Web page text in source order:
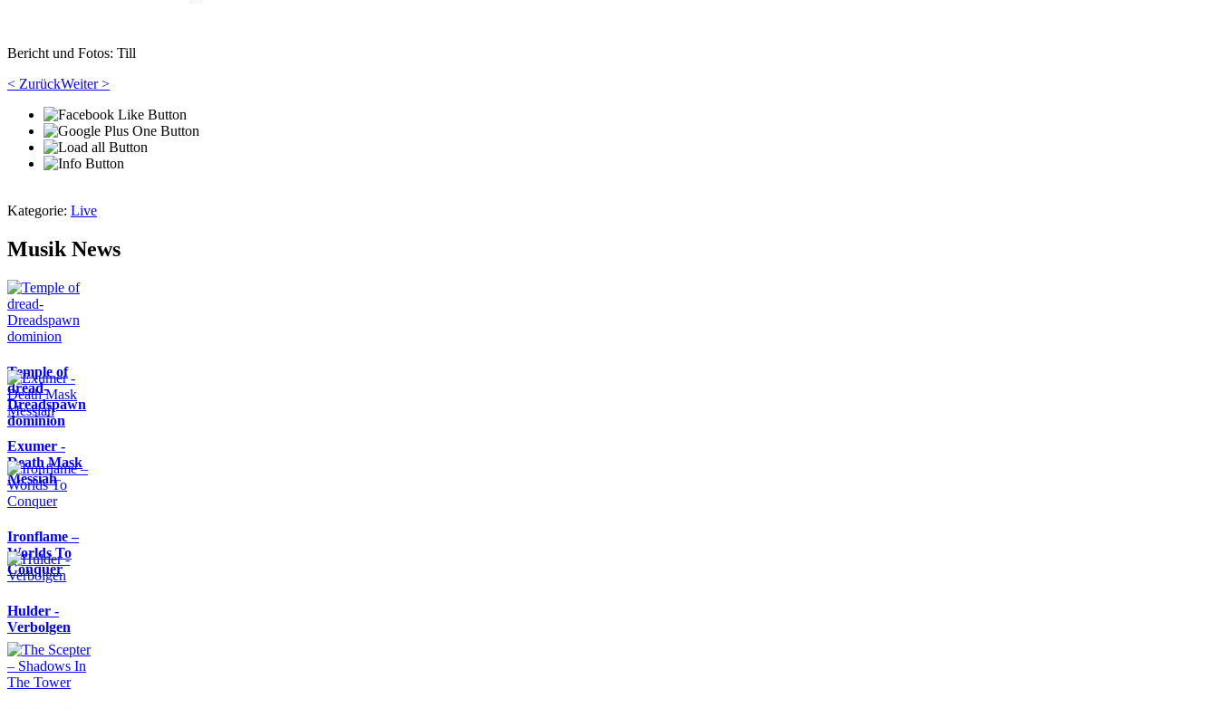
Bericht und Fotos: Till
< ZurückWeiter >
Kategorie: Live
Musik News
Temple of
dread-
Dreadspawn
dominion
Exumer -
Death Mask
Messiah
Ironflame –
Worlds To
Conquer
Hulder -
Verbolgen